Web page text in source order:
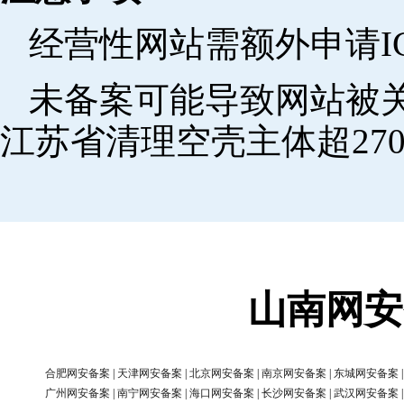
经营性网站需额外申请
未备案可能导致网站被
江苏省清理空壳主体超
山南网
合肥网安备案 天津网安备案 北京网安备案 南京网安备案 东城网安备案
广州网安备案
南宁网安备案 海口网安备案 长沙网安备案 武汉网安备案